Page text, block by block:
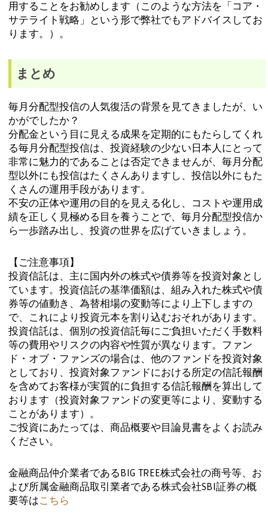
用することをお勧めします（このような方法を「コア・
サテライト戦略」という形で弊社でもアドバイスしてお
ります。）。
まとめ
毎月分配型投信の人気復活の背景を見てきましたが、い
かがでしたか？
分配金という目に見える成果を定期的にもたらしてくれ
る毎月分配型投信は、投資経験の少ない日本人にとって
非常に魅力的であることは否定できませんが、毎月分配
型以外にも投信はたくさんありますし、投信以外にもた
くさんの運用手段があります。
不安の正体や運用の目的を見える化し、コストや運用成
績を正しく見極める目を養うことで、毎月分配型投信か
ら一歩踏み出し、投資の世界を広げていきましょう。
【ご注意事項】
投資信託は、主に国内外の株式や債券等を投資対象とし
ています。投資信託の基準価額は、組み入れた株式や債
券等の値動き、為替相場の変動等により上下しますの
で、これにより投資元本を割り込むおそれがあります。
投資信託は、個別の投資信託毎にご負担いただく手数料
等の費用やリスクの内容や性質が異なります。ファン
ド・オブ・ファンズの場合は、他のファンドを投資対象
としており、投資対象ファンドにおける所定の信託報酬
を含めてお客様が実質的に負担する信託報酬を算出して
おります（投資対象ファンドの変更等により、変動する
ことがあります）。
ご投資にあたっては、商品概要や目論見書をよくお読み
ください。
金融商品仲介業者であるBIG TREE株式会社の商号等、お
よび所属金融商品取引業者である株式会社SBI証券の概
要等はこちら